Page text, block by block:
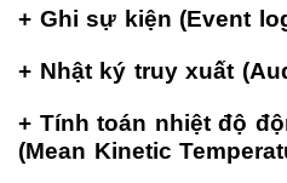
+ Ghi sự kiện (Event
+ Nhật ký truy xuất
+ Tính toán nhiệt độ
(Mean Kinetic